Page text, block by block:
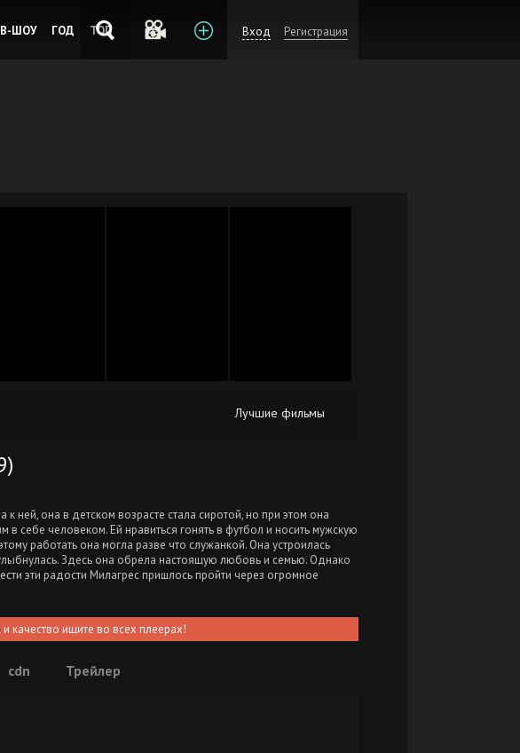
ШОУ ГОД ТОП Вход Регистрация
Лучшие фильмы
ней, она в детском возрасте стала сиротой, но при этом она
в себе человеком. Ей нравиться гонять в футбол и носить мужскую
работать она могла разве что служанкой. Она устроилась
Здесь она обрела настоящую любовь и семью. Однако
эти радости Милагрес пришлось пройти через огромное
качество ищите во всех плеерах!
cdn Трейлер